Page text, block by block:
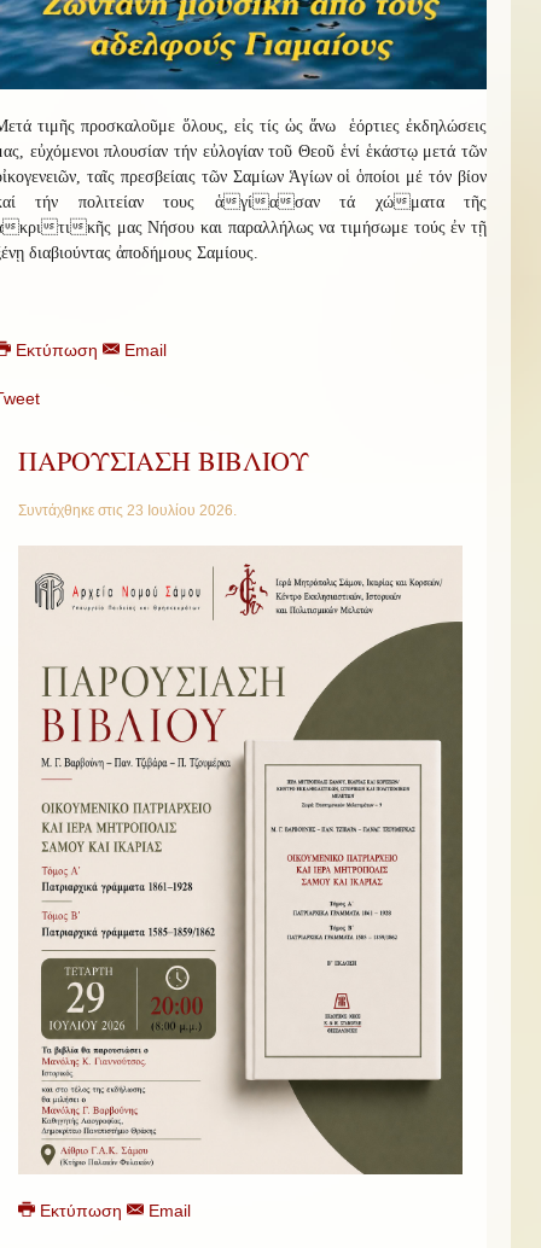
τιμῆς προσκαλοῦμε ὅλους, εἰς τίς ὡς ἅνω ἑόρτιες ἐκδηλώσεις
εὐχόμενοι πλουσίαν τήν εὐλογίαν τοῦ Θεοῦ ἑνί ἑκάστῳ μετά τῶν
ταῖς πρεσβείαις τῶν Σαμίων Ἁγίων οἱ ὁποίοι μέ τόν βίον
τήν πολιτείαν τους ἁγίασαν τά χώματα τῆς
κριτικῆς μας Νήσου και παραλλήλως να τιμήσωμε τούς ἐν τῇ
διαβιούντας ἀποδήμους Σαμίους.
Εκτύπωση Email
ΠΑΡΟΥΣΙΑΣΗ ΒΙΒΛΙΟΥ
Συντάχθηκε στις 23 Ιουλίου 2026.
Εκτύπωση Email